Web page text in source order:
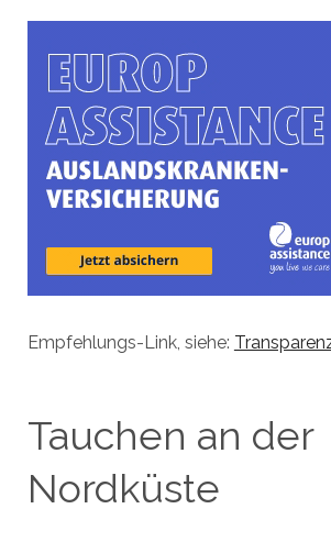
Empfehlungs-Link, siehe:
Tauchen an der
Nordküste